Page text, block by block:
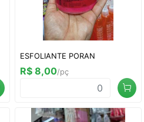
ESFOLIANTE PORAN
R$ 8,00/pç